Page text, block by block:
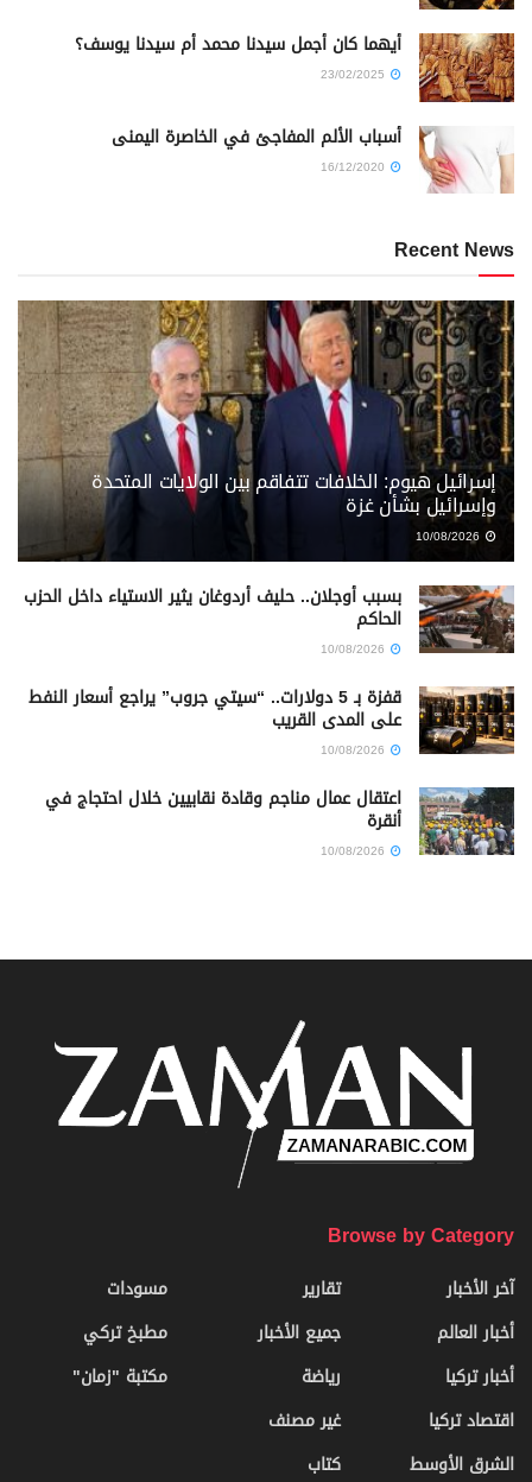
أيهما كان أجمل سيدنا محمد أم سيدنا يوسف؟
أسباب الألم المفاجئ في الخاصرة اليمنى
Recent News
إسرائيل هيوم: الخلافات تتفاقم بين الولايات المتحدة
وإسرائيل بشأن غزة
بسبب أوجلان.. حليف أردوغان يثير الاستياء داخل الحزب
الحاكم
قفزة بـ 5 دولارات.. “سيتي جروب” يراجع أسعار النفط
على المدى القريب
اعتقال عمال مناجم وقادة نقابيين خلال احتجاج في
أنقرة
Browse by Category
آخر الأخبار
أخبار العالم
أخبار تركيا
اقتصاد تركيا
الشرق الأوسط
تقارير
جميع الأخبار
رياضة
غير مصنف
كتاب
مسودات
مطبخ تركي
مكتبة "زمان"